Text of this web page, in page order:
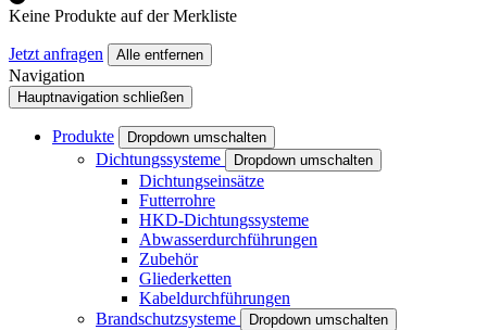
Keine Produkte auf der Merkliste
Jetzt anfragen Alle entfernen
Navigation
Hauptnavigation schließen
Produkte Dropdown umschalten
Dichtungssysteme Dropdown umschalten
Dichtungseinsätze
Futterrohre
HKD-Dichtungssysteme
Abwasserdurchführungen
Zubehör
Gliederketten
Kabeldurchführungen
Brandschutzsysteme
Dropdown umschalten